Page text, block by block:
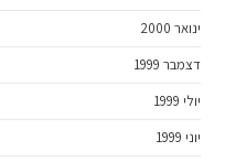
ינואר 2000
דצמבר 1999
יולי 1999
יוני 1999